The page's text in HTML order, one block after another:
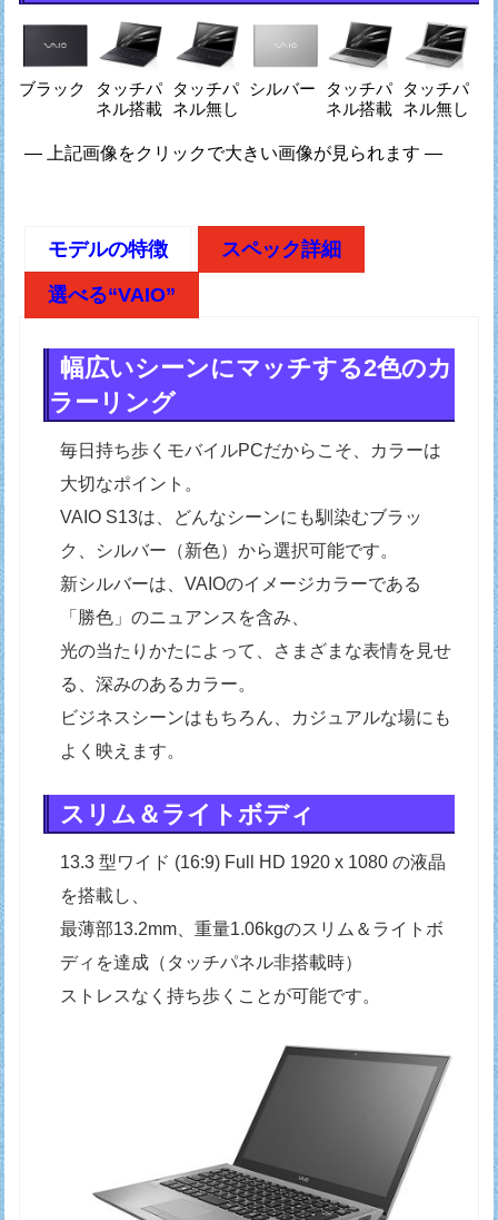
ブラック
タッチパ
ネル搭載
タッチパ
ネル無し
シルバー
タッチパ
ネル搭載
タッチパ
ネル無し
— 上記画像をクリックで大きい画像が見られます —
モデルの特徴 スペック詳細
選べる“VAIO”
幅広いシーンにマッチする2色のカ
ラーリング
毎日持ち歩くモバイルPCだからこそ、カラーは
大切なポイント。
VAIO S13は、どんなシーンにも馴染むブラッ
ク、シルバー（新色）から選択可能です。
新シルバーは、VAIOのイメージカラーである
「勝色」のニュアンスを含み、
光の当たりかたによって、さまざまな表情を見せ
る、深みのあるカラー。
ビジネスシーンはもちろん、カジュアルな場にも
よく映えます。
スリム＆ライトボディ
13.3 型ワイド (16:9) Full HD 1920 x 1080 の液晶
を搭載し、
最薄部13.2mm、重量1.06kgのスリム＆ライトボ
ディを達成（タッチパネル非搭載時）
ストレスなく持ち歩くことが可能です。